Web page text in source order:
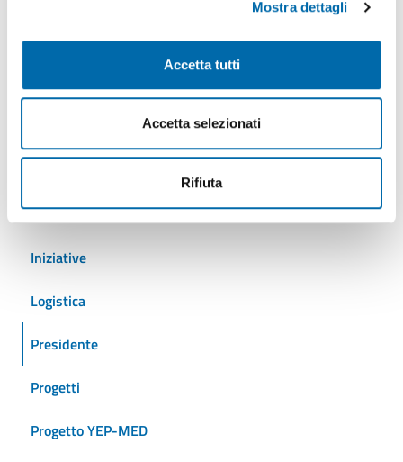
Mostra dettagli
Accetta tutti
Accetta selezionati
Rifiuta
Ambiente
Autostrade del mare
Eventi
Iniziative
Logistica
Presidente
Progetti
Progetto YEP-MED